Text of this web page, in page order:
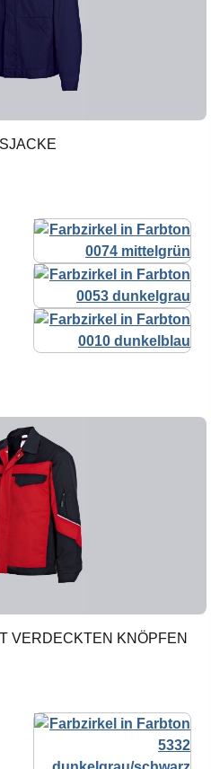
VERDECKTEN KNÖPFEN